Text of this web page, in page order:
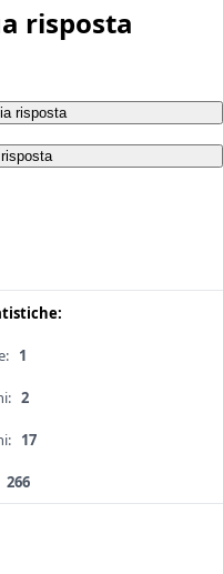
risposta
risposta
1
2
17
266